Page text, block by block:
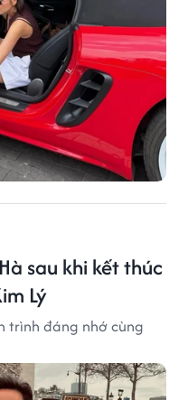
sau khi kết thúc
Lý
trình đáng nhớ cùng